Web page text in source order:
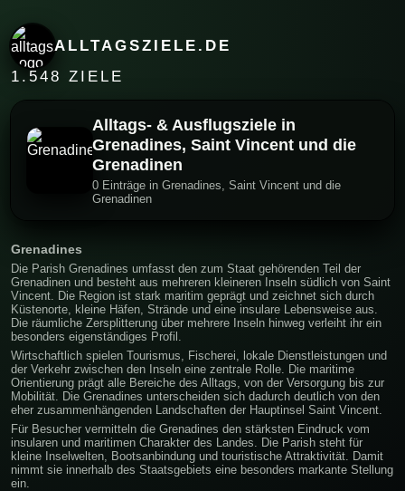
ALLTAGSZIELE.DE
1.548 ZIELE
Alltags- & Ausflugsziele in
Grenadines, Saint Vincent und die
Grenadinen
0 Einträge in Grenadines, Saint Vincent und die
Grenadinen
Grenadines
Die Parish Grenadines umfasst den zum Staat gehörenden Teil der
Grenadinen und besteht aus mehreren kleineren Inseln südlich von Saint
Vincent. Die Region ist stark maritim geprägt und zeichnet sich durch
Küstenorte, kleine Häfen, Strände und eine insulare Lebensweise aus.
Die räumliche Zersplitterung über mehrere Inseln hinweg verleiht ihr ein
besonders eigenständiges Profil.
Wirtschaftlich spielen Tourismus, Fischerei, lokale Dienstleistungen und
der Verkehr zwischen den Inseln eine zentrale Rolle. Die maritime
Orientierung prägt alle Bereiche des Alltags, von der Versorgung bis zur
Mobilität. Die Grenadines unterscheiden sich dadurch deutlich von den
eher zusammenhängenden Landschaften der Hauptinsel Saint Vincent.
Für Besucher vermitteln die Grenadines den stärksten Eindruck vom
insularen und maritimen Charakter des Landes. Die Parish steht für
kleine Inselwelten, Bootsanbindung und touristische Attraktivität. Damit
nimmt sie innerhalb des Staatsgebiets eine besonders markante Stellung
ein.